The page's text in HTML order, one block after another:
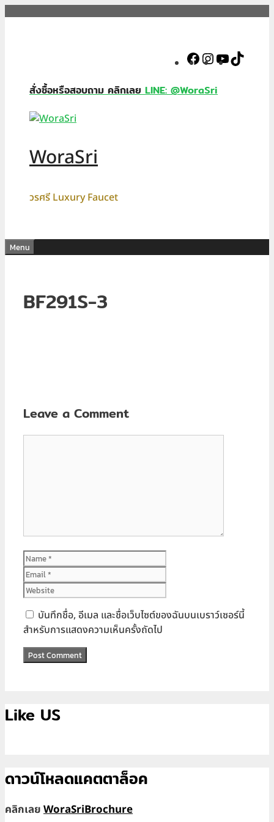
Facebook
Instagram
YouTube
สั่งซื้อหรือสอบถาม คลิกเลยLINE: @WoraSri
WoraSri
วรศรี Luxury Faucet
Menu
BF291S-3
Leave a Comment
Name
บันทึกชื่อ, อีเมล และชื่อเว็บไซต์ของฉันบนเบราว์เซอร์นี้
สำหรับการแสดงความเห็นครั้งถัดไป
Like US
ดาวน์โหลดแคตตาล็อค
คลิกเลยWoraSriBrochure